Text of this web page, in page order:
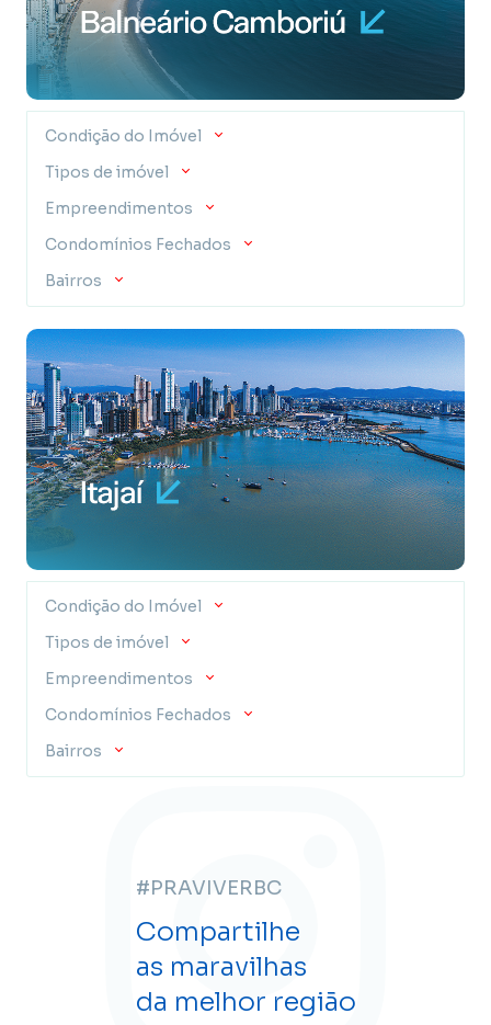
Condição do Imóvel
Tipos de imóvel
Empreendimentos
Condomínios Fechados
Bairros
Condição do Imóvel
Tipos de imóvel
Empreendimentos
Condomínios Fechados
Bairros
#PRAVIVERBC
Compartilhe
as maravilhas
da melhor região